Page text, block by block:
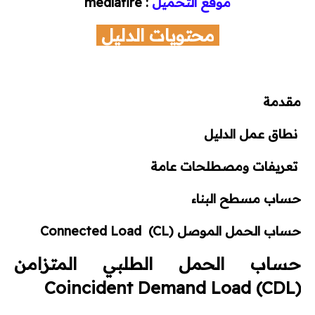
أكواد الحريق
اتصالات
ميكانيكا
محتويات الدليل
مقدمة
نطاق عمل الدليل
تعريفات ومصطلحات عامة
حساب مسطح البناء
حساب الحمل الموصل Connected Load (CL)
حساب الحمل الطلبي المتزامن
(Coincident Demand Load (CDL